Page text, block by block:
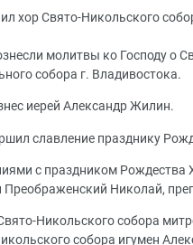
хор Свято-Никольского
молитвы ко Господу о
собора г. Владивостока.
иерей Александр Жилин.
славление празднику
с праздником
Николай,
Никольского собора
собора игумен